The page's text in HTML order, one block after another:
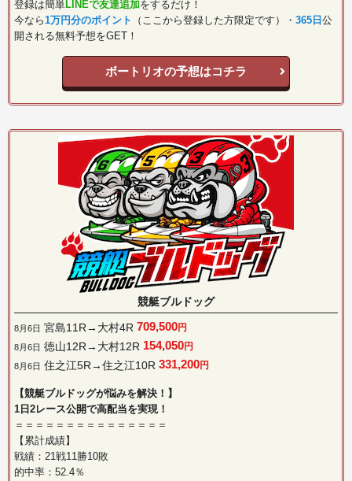
登録は簡単LINEで友達追加をするだけ！
今なら1万円分のポイント （ここから登録した方限定です）・ 365日 公
開される無料予想をGET！
ボートリオの予想はコチラ
競艇ブルドッグ
8月6日 宮島11R→大村4R 709,500円
8月6日 徳山12R→大村12R 154,050円
8月6日 住之江5R→住之江10R 331,200円
【競艇ブルドッグが悩みを解決！】
1日2レース公開で高配当を実現！
＝＝＝＝＝＝＝＝＝＝＝＝＝＝＝
【累計成績】
戦績：21戦11勝10敗
的中率：52.4％